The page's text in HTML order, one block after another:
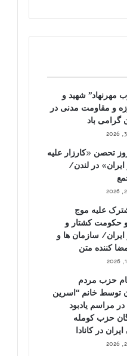
مهرنهاد” شهید و
و مقاومت مدنی در
گرامی باد
تحصن «کارزار علیه
ایران» در لندن/
علیه موج
و حکومت کشتار و
ایران/ سازمان ها و
کننده متن
حزب مردم
توسط خانم “اسرین
مراسم یادبود
حزب کومله
در کانادا